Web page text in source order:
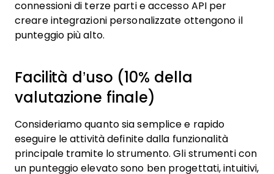
connessioni di terze parti e accesso API per
creare integrazioni personalizzate ottengono il
punteggio più alto.
Facilità d’uso (10% della
valutazione finale)
Consideriamo quanto sia semplice e rapido
eseguire le attività definite dalla funzionalità
principale tramite lo strumento. Gli strumenti con
un punteggio elevato sono ben progettati, intuitivi,